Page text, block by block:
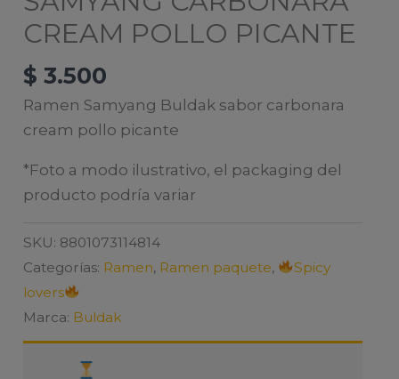
CREAM POLLO PICANTE
$ 3.500
Ramen Samyang Buldak sabor carbonara
cream pollo picante
*Foto a modo ilustrativo, el packaging del
producto podría variar
SKU: 8801073114814
Categorías: Ramen, Ramen paquete,
Spicy
lovers
Marca: Buldak